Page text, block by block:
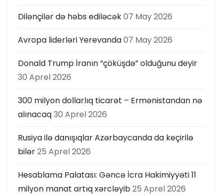
Dilənçilər də həbs ediləcək07 May 2026
Avropa liderləri Yerevanda07 May 2026
Donald Trump İranın “çöküşdə” olduğunu deyir
30 Aprel 2026
300 milyon dollarlıq ticarət – Ermənistandan nə
alınacaq30 Aprel 2026
Rusiya ilə danışıqlar Azərbaycanda da keçirilə
bilər25 Aprel 2026
Hesablama Palatası: Gəncə İcra Hakimiyyəti 11
milyon manat artıq xərcləyib25 Aprel 2026